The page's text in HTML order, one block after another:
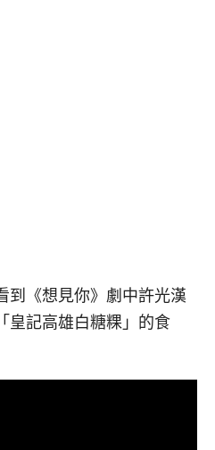
到《想見你》劇中許光漢
皇記高雄白糖粿」的食